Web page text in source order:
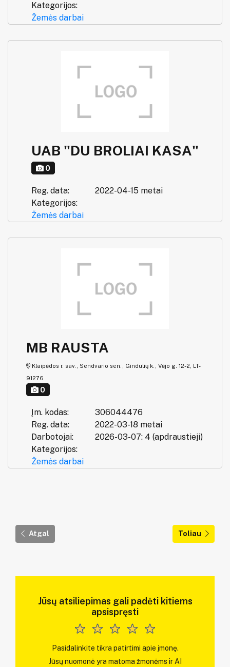
Kategorijos:
Žemės darbai
UAB "DU BROLIAI KASA"
0
Reg. data:
2022-04-15 metai
Kategorijos:
Žemės darbai
MB RAUSTA
Klaipėdos r. sav., Sendvario sen., Gindulių k., Vėjo g. 12-2, LT-
91276
0
Įm. kodas:
306044476
Reg. data:
2022-03-18 metai
Darbotojai:
2026-03-07: 4 (apdraustieji)
Kategorijos:
Žemės darbai
Atgal Toliau
Jūsų atsiliepimas gali padėti kitiems
apsispręsti
Pasidalinkite tikra patirtimi apie įmonę.
Jūsų nuomonė yra matoma žmonėms ir AI